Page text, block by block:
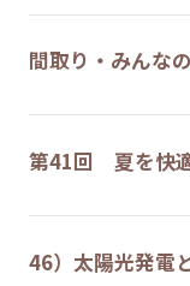
間取り・みんな
第41回 夏を快
46）太陽光発電